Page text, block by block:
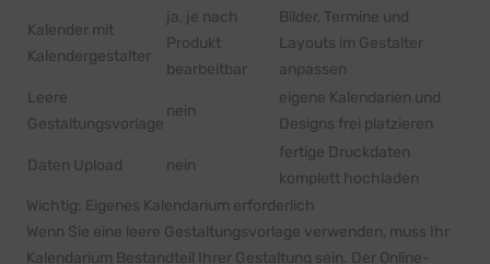
Kalender mit
Kalendergestalter
ja, je nach
Produkt
bearbeitbar
Bilder, Termine und
Layouts im Gestalter
anpassen
Leere
Gestaltungsvorlage
nein
eigene Kalendarien und
Designs frei platzieren
Daten Upload nein
fertige Druckdaten
komplett hochladen
Wichtig: Eigenes Kalendarium erforderlich
Wenn Sie eine leere Gestaltungsvorlage verwenden, muss Ihr
Kalendarium Bestandteil Ihrer Gestaltung sein. Der Online-